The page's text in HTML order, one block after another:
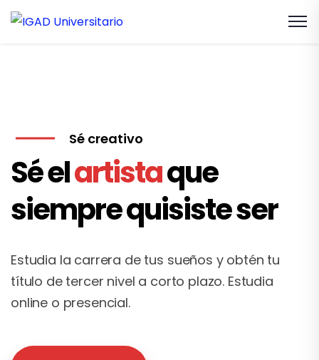
Sé creativo
Sé elartistaque
siempre quisiste ser
Estudia la carrera de tus sueños y obtén tu
título de tercer nivel a corto plazo. Estudia
online o presencial.